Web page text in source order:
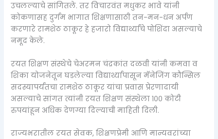
उचलल्याचे सांगितले. तर विचारवंत मधुकर भावे यांनी
कोकणासह दुर्गम भागात शिक्षणासाठी तन-मन-धन अर्पण
करणारे रामशेठ ठाकूर हे हजारो विद्यार्थ्यांचे पोशिंदा असल्याचे
नमूद केले.
रयत शिक्षण संस्थेचे चेअरमन चंद्रकांत दळवी यांनी कमवा व
शिका योजनेतून घडलेल्या विद्यार्थ्यापासून मॅनेजिंग कौन्सिल
सदस्यापर्यंतचा रामशेठ ठाकूर यांचा प्रवास प्रेरणादायी
असल्याचे सांगत त्यांनी रयत शिक्षण संस्थेला १०० कोटी
रुपयांहून अधिक देणग्या दिल्याची माहिती दिली.
राज्यभरातील रयत सेवक, शिक्षणप्रेमी आणि मान्यवरांच्या